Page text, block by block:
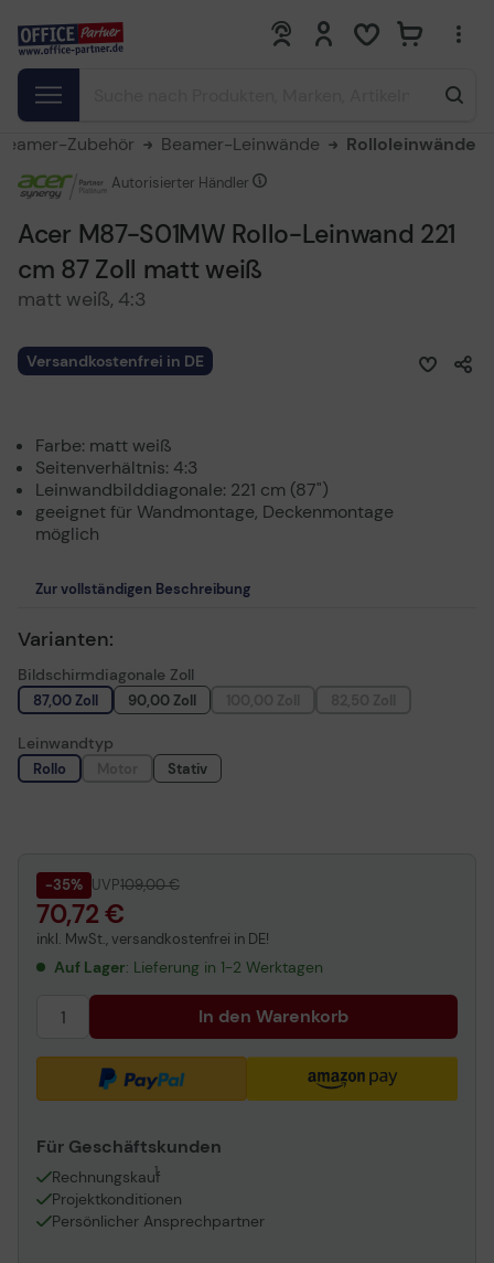
0 0
Zubehör Beamer-Leinwände Rolloleinwände
Acer M87-S01MW Rollo-Leinwand 221
cm 87 Zoll matt weiß
matt weiß, 4:3
Autorisierter Händler
Versandkostenfrei in DE
Farbe: matt weiß
Seitenverhältnis: 4:3
Leinwandbilddiagonale: 221 cm (87")
geeignet für Wandmontage, Deckenmontage
möglich
Zur vollständigen Beschreibung
Varianten:
Bildschirmdiagonale Zoll
87,00 Zoll 90,00 Zoll
Leinwandtyp
Rollo Stativ
-35% UVP109,00 €
70,72 €
inkl. MwSt., versandkostenfrei in DE!
Auf Lager: Lieferung in 1-2 Werktagen
In den Warenkorb
Für Geschäftskunden
Rechnungskauf
1
Projektkonditionen
Persönlicher Ansprechpartner